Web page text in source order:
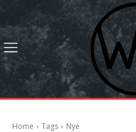
Home Tags Nye